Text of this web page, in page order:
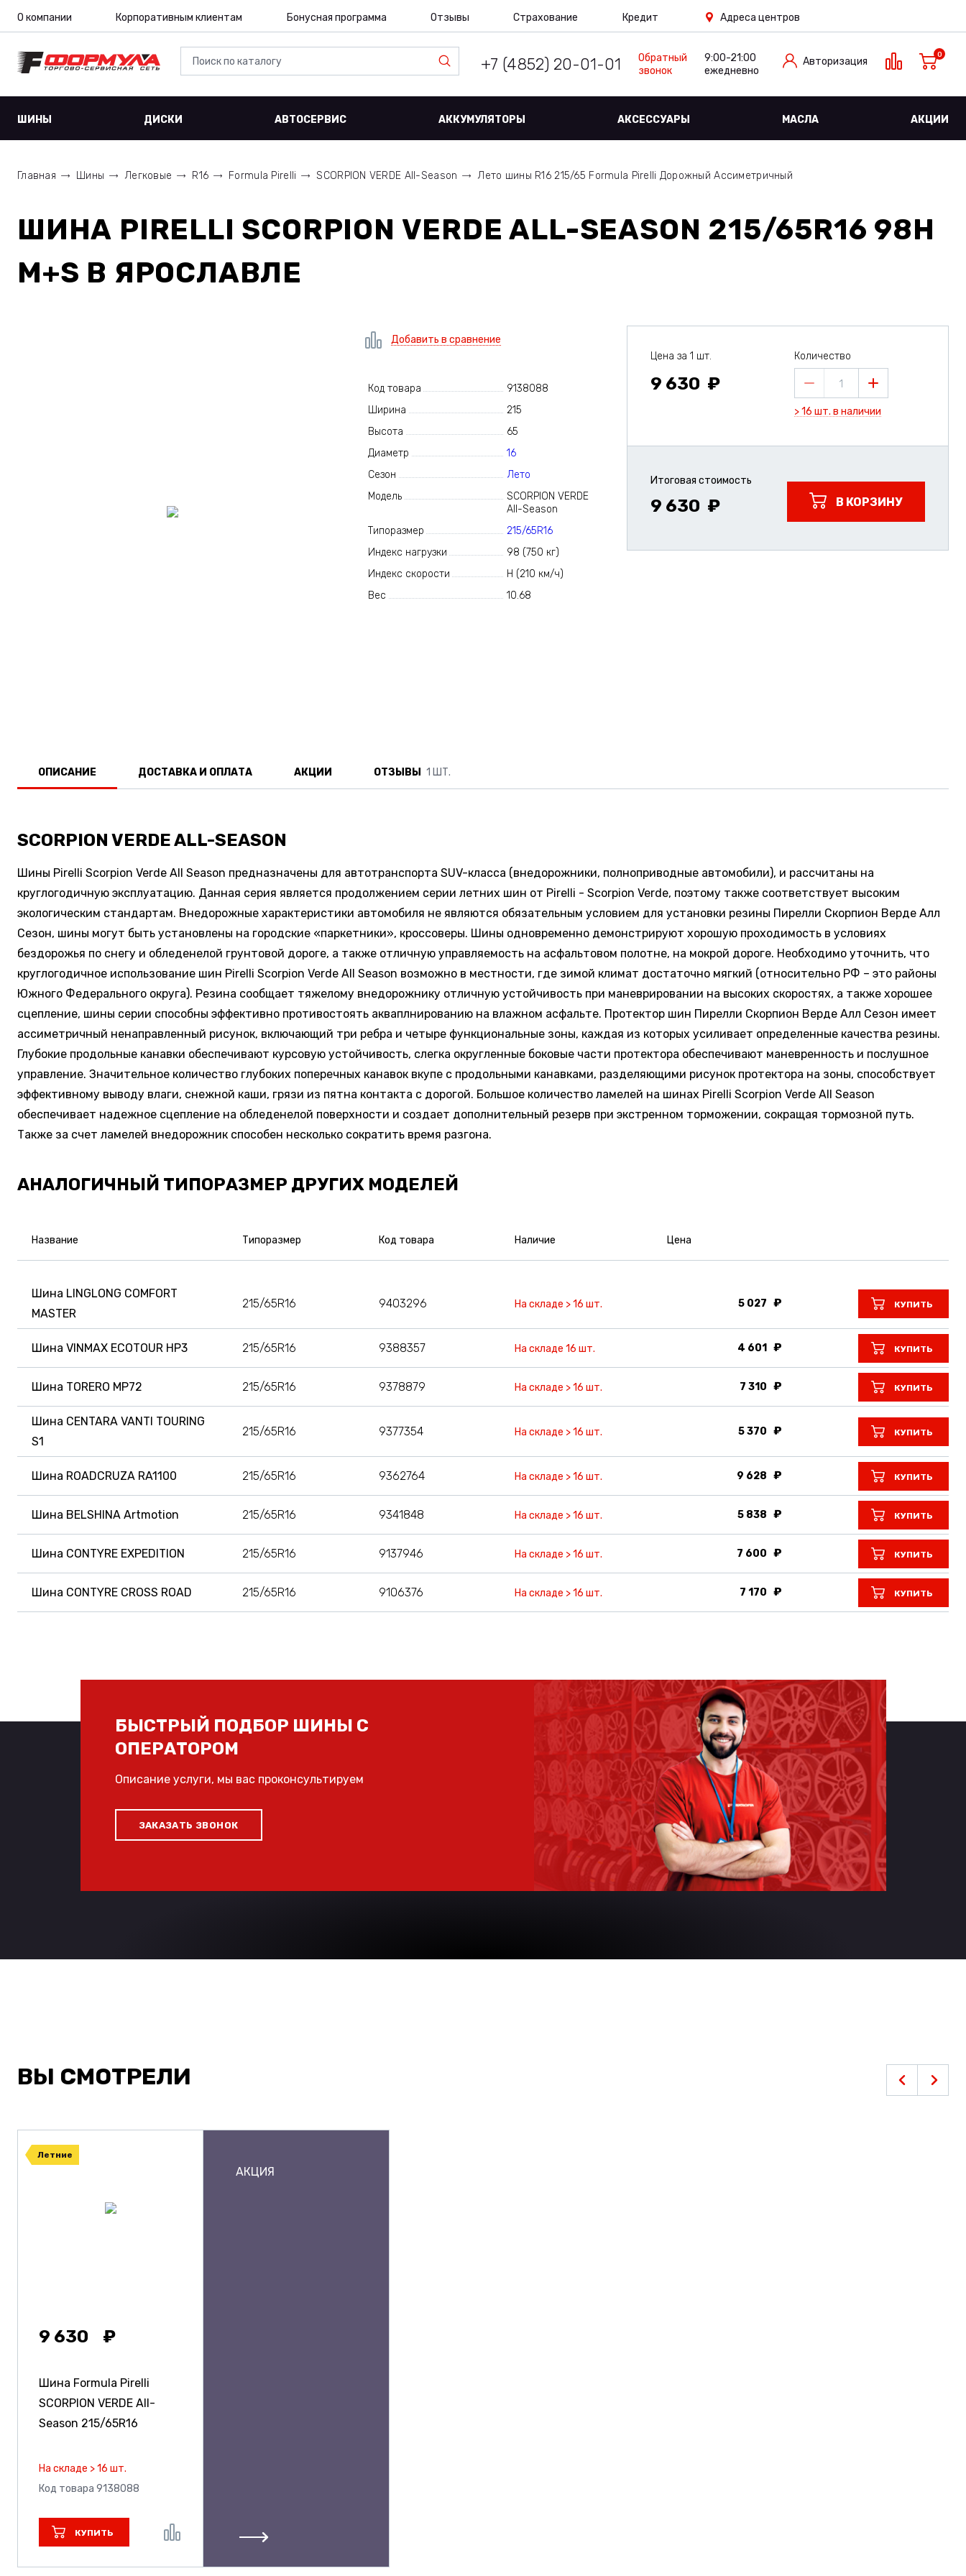
О компании Корпоративным клиентам Бонусная программа Отзывы Страхование Кредит Адреса центров
+7 (4852) 20-01-01
Обратный
звонок
9:00-21:00
ежедневно
Авторизация
0
ШИНЫ ДИСКИ АВТОСЕРВИС АККУМУЛЯТОРЫ АКСЕССУАРЫ МАСЛА АКЦИИ
Главная Шины Легковые R16 Formula Pirelli SCORPION VERDE All-Season Лето шины R16 215/65 Formula Pirelli Дорожный Ассиметричный
ШИНА PIRELLI SCORPION VERDE ALL-SEASON 215/65R16 98H
M+S В ЯРОСЛАВЛЕ
Добавить в сравнение
Код товара
9138088
Ширина
215
Высота
65
Диаметр
16
Сезон
Лето
Модель
SCORPION VERDE
All-Season
Типоразмер
215/65R16
Индекс нагрузки
98 (750 кг)
Индекс скорости
H (210 км/ч)
Вес
10.68
Цена за 1 шт.
9 630
Количество
1
> 16 шт. в наличии
Итоговая стоимость
9 630 В КОРЗИНУ
ОПИСАНИЕ ДОСТАВКА И ОПЛАТА АКЦИИ ОТЗЫВЫ 1 ШТ.
SCORPION VERDE ALL-SEASON
Шины Pirelli Scorpion Verde All Season предназначены для автотранспорта SUV-класса (внедорожники, полноприводные автомобили), и рассчитаны на
круглогодичную эксплуатацию. Данная серия является продолжением серии летних шин от Pirelli - Scorpion Verde, поэтому также соответствует высоким
экологическим стандартам. Внедорожные характеристики автомобиля не являются обязательным условием для установки резины Пирелли Скорпион Верде Алл
Сезон, шины могут быть установлены на городские «паркетники», кроссоверы. Шины одновременно демонстрируют хорошую проходимость в условиях
бездорожья по снегу и обледенелой грунтовой дороге, а также отличную управляемость на асфальтовом полотне, на мокрой дороге. Необходимо уточнить, что
круглогодичное использование шин Pirelli Scorpion Verde All Season возможно в местности, где зимой климат достаточно мягкий (относительно РФ – это районы
Южного Федерального округа). Резина сообщает тяжелому внедорожнику отличную устойчивость при маневрировании на высоких скоростях, а также хорошее
сцепление, шины серии способны эффективно противостоять акваплнированию на влажном асфальте. Протектор шин Пирелли Скорпион Верде Алл Сезон имеет
ассиметричный ненаправленный рисунок, включающий три ребра и четыре функциональные зоны, каждая из которых усиливает определенные качества резины.
Глубокие продольные канавки обеспечивают курсовую устойчивость, слегка округленные боковые части протектора обеспечивают маневренность и послушное
управление. Значительное количество глубоких поперечных канавок вкупе с продольными канавками, разделяющими рисунок протектора на зоны, способствует
эффективному выводу влаги, снежной каши, грязи из пятна контакта с дорогой. Большое количество ламелей на шинах Pirelli Scorpion Verde All Season
обеспечивает надежное сцепление на обледенелой поверхности и создает дополнительный резерв при экстренном торможении, сокращая тормозной путь.
Также за счет ламелей внедорожник способен несколько сократить время разгона.
АНАЛОГИЧНЫЙ ТИПОРАЗМЕР ДРУГИХ МОДЕЛЕЙ
Название Типоразмер Код товара Наличие Цена
Шина LINGLONG COMFORT
MASTER
215/65R16 9403296 На складе > 16 шт. 5 027 КУПИТЬ
Шина VINMAX ECOTOUR HP3 215/65R16 9388357 На складе 16 шт. 4 601 КУПИТЬ
Шина TORERO MP72 215/65R16 9378879 На складе > 16 шт. 7 310 КУПИТЬ
Шина CENTARA VANTI TOURING
S1
215/65R16 9377354 На складе > 16 шт. 5 370 КУПИТЬ
Шина ROADCRUZA RA1100 215/65R16 9362764 На складе > 16 шт. 9 628 КУПИТЬ
Шина BELSHINA Artmotion 215/65R16 9341848 На складе > 16 шт. 5 838 КУПИТЬ
Шина CONTYRE EXPEDITION 215/65R16 9137946 На складе > 16 шт. 7 600 КУПИТЬ
Шина CONTYRE CROSS ROAD 215/65R16 9106376 На складе > 16 шт. 7 170 КУПИТЬ
БЫСТРЫЙ ПОДБОР ШИНЫ С
ОПЕРАТОРОМ
Описание услуги, мы вас проконсультируем
ЗАКАЗАТЬ ЗВОНОК
ВЫ СМОТРЕЛИ
Летние
9 630
Шина Formula Pirelli
SCORPION VERDE All-
Season 215/65R16
На складе > 16 шт.
Код товара 9138088
КУПИТЬ
АКЦИЯ